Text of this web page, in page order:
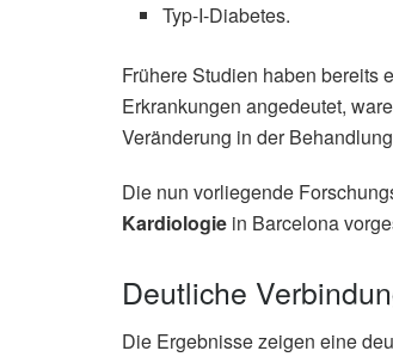
Typ-I-Diabetes.
Frühere Studien haben bereits
Erkrankungen angedeutet,
Veränderung in der
Die nun vorliegende
Kardiologie in Barcelona
Deutliche
Die Ergebnisse zeigen eine